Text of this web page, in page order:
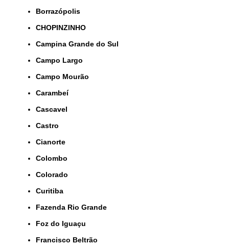
Borrazópolis
CHOPINZINHO
Campina Grande do Sul
Campo Largo
Campo Mourão
Carambeí
Cascavel
Castro
Cianorte
Colombo
Colorado
Curitiba
Fazenda Rio Grande
Foz do Iguaçu
Francisco Beltrão